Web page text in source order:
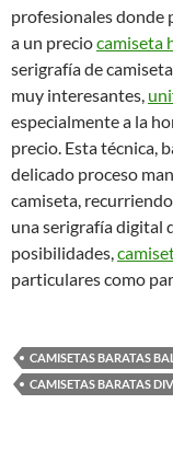
profesionales donde
a un preciocamiseta
serigrafía de
muy interesantes,
especialmente a la
precio. Esta técnica,
delicado proceso
camiseta,
una serigrafía digital
posibilidades,
particulares como
CAMISETAS BARATAS
CAMISETAS BARATAS